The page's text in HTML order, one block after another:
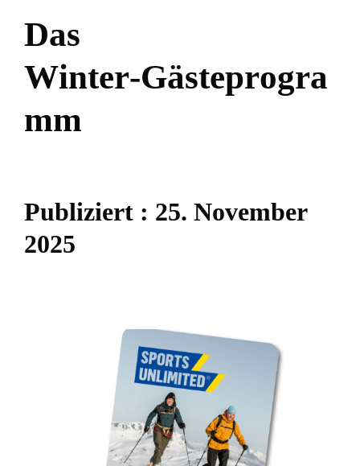
Das
Winter-Gästeprogra
mm
Publiziert : 25. November
2025